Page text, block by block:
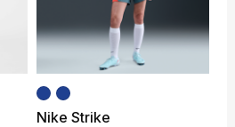
Nike Strike